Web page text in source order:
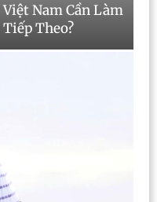
Nam Cần Làm
Theo?